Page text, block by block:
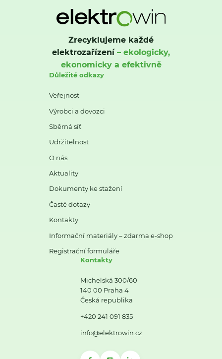
Zrecyklujeme každé
elektrozařízení– ekologicky,
ekonomicky a efektivně
Důležité odkazy
Veřejnost
Výrobci a dovozci
Sběrná síť
Udržitelnost
O nás
Aktuality
Dokumenty ke stažení
Časté dotazy
Kontakty
Informační materiály – zdarma e-shop
Registrační formuláře
Kontakty
Michelská 300/60
140 00 Praha 4
Česká republika
+420 241 091 835
info@elektrowin.cz